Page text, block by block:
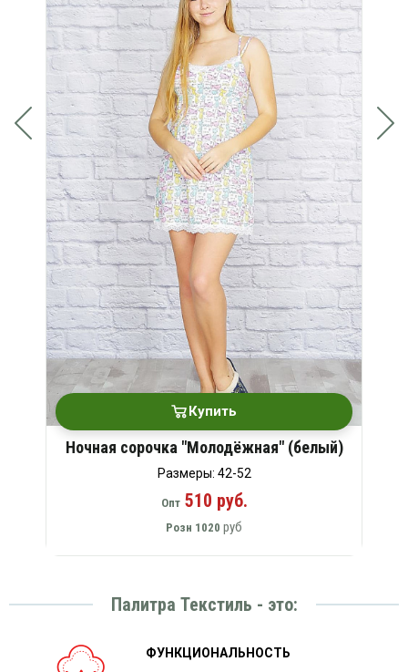
Купить
Ночная сорочка "Молодёжная" (белый)
Размеры: 42-52
Опт510 руб.
Розн 1020 руб
Палитра Текстиль - это:
ФУНКЦИОНАЛЬНОСТЬ